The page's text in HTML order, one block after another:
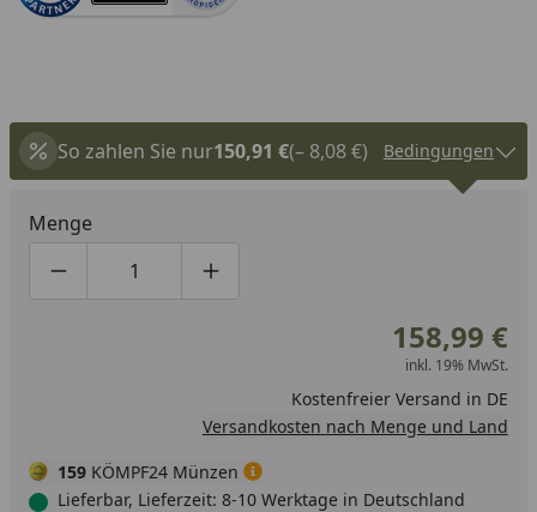
So zahlen Sie nur150,91 €(– 8,08 €) Bedingungen
Menge
Produktmenge um eins verringern
Produktmenge manuell eingeben
Produktmenge um eins erhöhen
158,99 €
inkl. 19% MwSt.
Kostenfreier Versand in DE
Versandkosten nach Menge und Land
159 KÖMPF24 Münzen
Lieferbar, Lieferzeit: 8-10 Werktage in Deutschland